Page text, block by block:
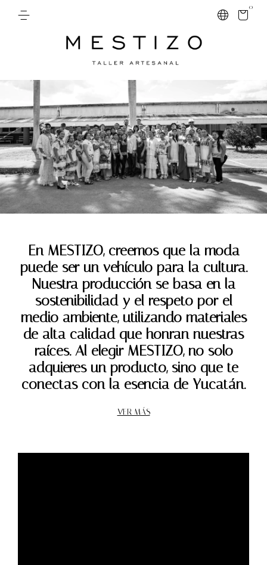
0
En MESTIZO, creemos que la moda
puede ser un vehículo para la cultura.
Nuestra producción se basa en la
sostenibilidad y el respeto por el
medio ambiente, utilizando materiales
de alta calidad que honran nuestras
raíces. Al elegir MESTIZO, no solo
adquieres un producto, sino que te
conectas con la esencia de Yucatán.
VER MÁS